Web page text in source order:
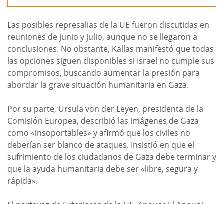
Las posibles represalias de la UE fueron discutidas en
reuniones de junio y julio, aunque no se llegaron a
conclusiones. No obstante, Kallas manifestó que todas
las opciones siguen disponibles si Israel no cumple sus
compromisos, buscando aumentar la presión para
abordar la grave situación humanitaria en Gaza.
Por su parte, Ursula von der Leyen, presidenta de la
Comisión Europea, describió las imágenes de Gaza
como «insoportables» y afirmó que los civiles no
deberían ser blanco de ataques. Insistió en que el
sufrimiento de los ciudadanos de Gaza debe terminar y
que la ayuda humanitaria debe ser «libre, segura y
rápida».